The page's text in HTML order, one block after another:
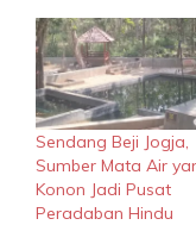
Sendang Beji Jogja,
Sumber Mata Air
Konon Jadi Pusat
Peradaban Hindu